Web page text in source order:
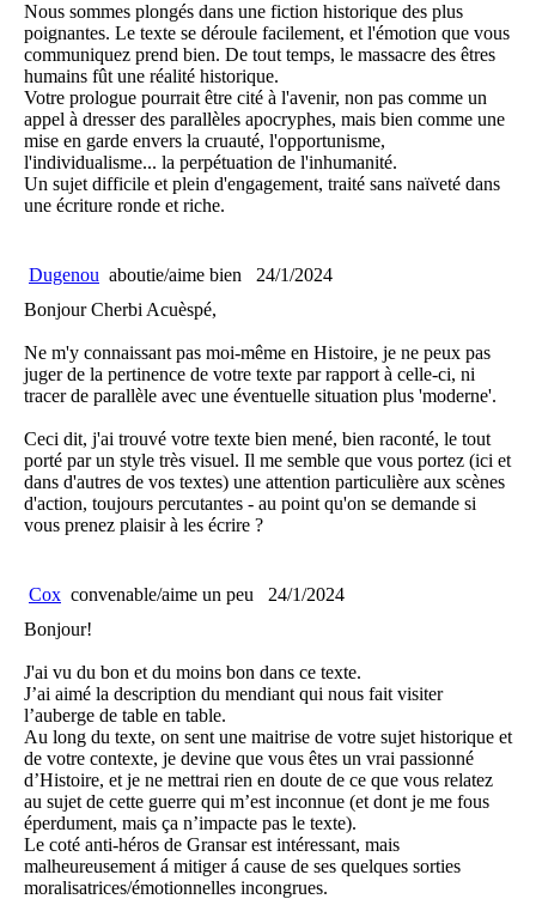
Nous sommes plongés dans une fiction historique des plus
poignantes. Le texte se déroule facilement, et l'émotion que vous
communiquez prend bien. De tout temps, le massacre des êtres
humains fût une réalité historique.
Votre prologue pourrait être cité à l'avenir, non pas comme un
appel à dresser des parallèles apocryphes, mais bien comme une
mise en garde envers la cruauté, l'opportunisme,
l'individualisme... la perpétuation de l'inhumanité.
Un sujet difficile et plein d'engagement, traité sans naïveté dans
une écriture ronde et riche.
Dugenou aboutie/aime bien
24/1/2024
Bonjour Cherbi Acuèspé,
Ne m'y connaissant pas moi-même en Histoire, je ne peux pas
juger de la pertinence de votre texte par rapport à celle-ci, ni
tracer de parallèle avec une éventuelle situation plus 'moderne'.
Ceci dit, j'ai trouvé votre texte bien mené, bien raconté, le tout
porté par un style très visuel. Il me semble que vous portez (ici et
dans d'autres de vos textes) une attention particulière aux scènes
d'action, toujours percutantes - au point qu'on se demande si
vous prenez plaisir à les écrire ?
Cox convenable/aime un peu
24/1/2024
Bonjour!
J'ai vu du bon et du moins bon dans ce texte.
J’ai aimé la description du mendiant qui nous fait visiter
l’auberge de table en table.
Au long du texte, on sent une maitrise de votre sujet historique et
de votre contexte, je devine que vous êtes un vrai passionné
d’Histoire, et je ne mettrai rien en doute de ce que vous relatez
au sujet de cette guerre qui m’est inconnue (et dont je me fous
éperdument, mais ça n’impacte pas le texte).
Le coté anti-héros de Gransar est intéressant, mais
malheureusement á mitiger á cause de ses quelques sorties
moralisatrices/émotionnelles incongrues.